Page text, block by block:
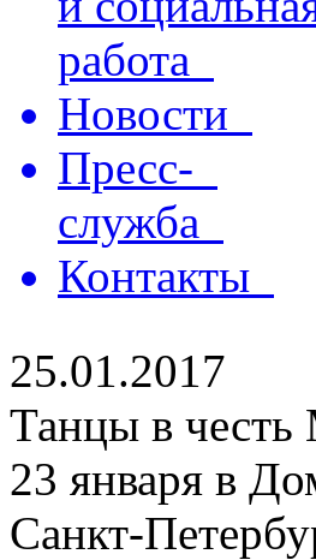
работа
Новости
Пресс-
служба
Контакты
25.01.2017
Танцы в
23 января в
Санкт-